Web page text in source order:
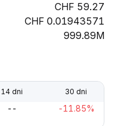
59.27
0.01943571
999.89M
14 dni 30 dni
-- -11.85%